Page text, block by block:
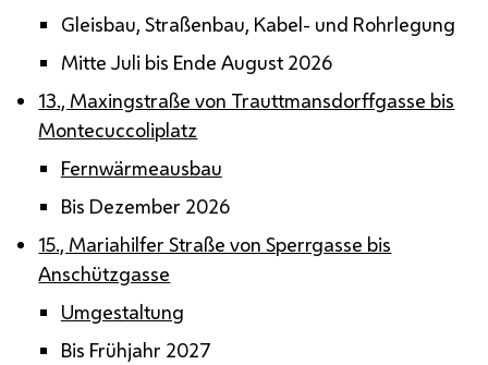
Gleisbau, Straßenbau, Kabel- und Rohrlegung
Mitte Juli bis Ende August 2026
13., Maxingstraße von Trauttmansdorffgasse bis
Montecuccoliplatz
Fernwärmeausbau
Bis Dezember 2026
15., Mariahilfer Straße von Sperrgasse bis
Anschützgasse
Umgestaltung
Bis Frühjahr 2027